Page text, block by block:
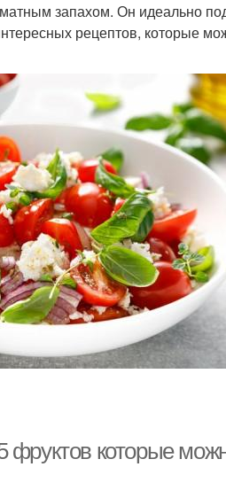
запахом. Он идеально
рецептов, которые
которые